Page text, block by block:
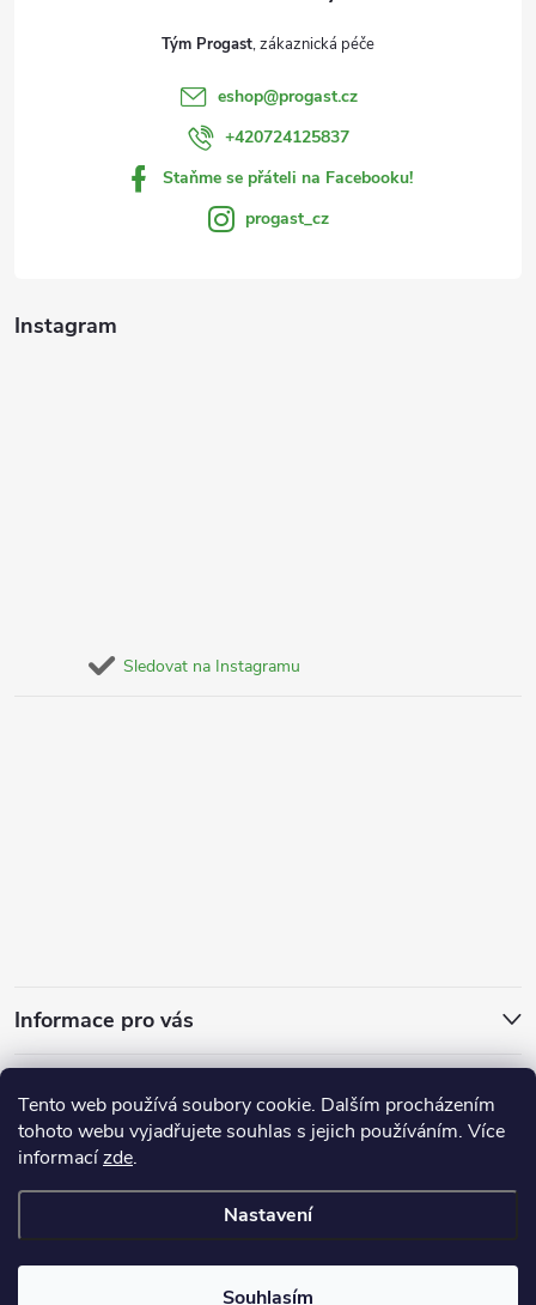
Tento web používá soubory cookie. Dalším procházením
tohoto webu vyjadřujete souhlas s jejich používáním. Více
informacízde.
Nastavení
Souhlasím
Tým Progast
eshop@progast.cz
+420724125837
Staňme se přáteli na Facebooku!
progast_cz
Instagram
Sledovat na Instagramu
Informace pro vás
Copyright 2026PROGAST, s.r.o.. Všechna práva vyhrazena.